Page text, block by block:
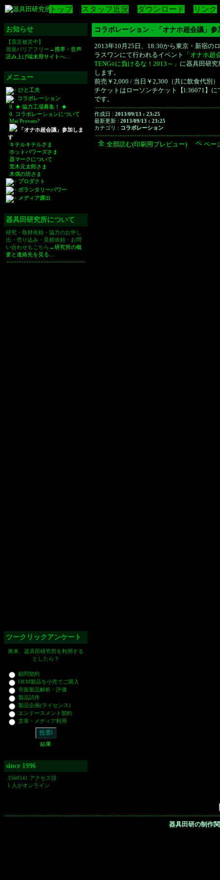
トップ スタッフ近況 ダウンロード リンク
お知らせ
【震災被災中】
視覚バリアフリー →携帯・音声
読み上げ端末用サイトへ…
メニュー
ひと工夫
コラボレーション
0. ★ 協力工場募集！ ★
0. コラボレーションについて
Mai Provato?
「オナホ超会議」参加しま
す
キテルキテルさま
ホットパワーズさま
器マークについて
荒木元太郎さま
木偶の坊さま
プロダクト
ボランタリーパワー
メディア露出
器具田研究所について
研究・取材依頼・協力のお申し
出・売り込み・見積依頼・お問
い合わせもこちら →研究所の概
要と連絡先を見る…
ツークリックアンケート
将来、器具田研究所を利用する
としたら？
顧問契約
OEM製品を小売でご購入
市販製品解析・評価
製品試作
製品企画(ライセンス)
エンドースメント契約
文章・メディア利用
結果
since 1996
3560541 アクセス目
1 人がオンライン
コラボレーション - 「オナホ超会議」参
2013年10月25日、18:30から東京・新宿の
ラスワンにて行われるイベント
「オナホ
TENG○に負けるな！2013～」 に器具田研究
します。
前売￥2,000 / 当日￥2,300（共に飲食代別
チケットはローソンチケット【l:36071】に
です。
作成日 : 2013/09/13 : 23:25
最新更新 : 2013/09/13 : 23:25
カテゴリ : コラボレーション
全部読む(印刷用プレビュー) ペー
器具田研の制作